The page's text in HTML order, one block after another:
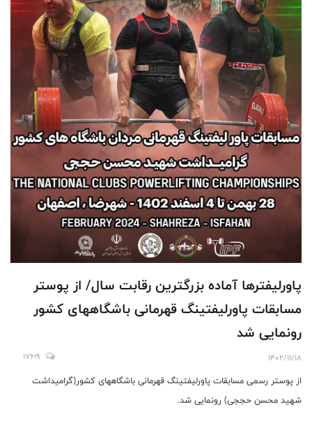
پاورلیفترها آماده بزرگترین رقابت سال/ از پوستر
مسابقات پاورلیفتینگ قهرمانی باشگاههای کشور
رونمایی شد
1402/11/18
17619
از پوستر رسمی مسابقات پاورلیفتینگ قهرمانی باشگاههای کشور(گرامیداشت
شهید محسن حججی) رونمایی شد.